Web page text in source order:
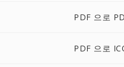
PDF 으로
PDF 으로